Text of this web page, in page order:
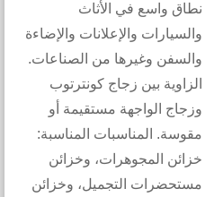
نطاق واسع في الأثاث
والسيارات والإعلانات والإضاءة
والسفن وغيرها من الصناعات.
الزاوية بين زجاج كونترتوب
وزجاج الواجهة مستقيمة أو
مقوسة. المناسبات المناسبة:
خزائن المجوهرات، وخزائن
مستحضرات التجميل، وخزائن